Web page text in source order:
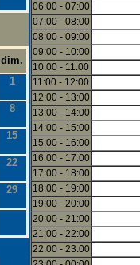
dim.
1
8
15
22
29
06:00 - 07:00
07:00 - 08:00
08:00 - 09:00
09:00 - 10:00
10:00 - 11:00
11:00 - 12:00
12:00 - 13:00
13:00 - 14:00
14:00 - 15:00
15:00 - 16:00
16:00 - 17:00
17:00 - 18:00
18:00 - 19:00
19:00 - 20:00
20:00 - 21:00
21:00 - 22:00
22:00 - 23:00